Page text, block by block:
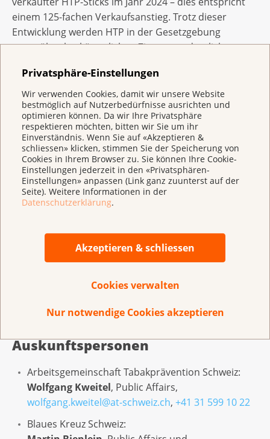
Privatsphäre-Einstellungen
Wir verwenden Cookies, damit wir unsere Website
bestmöglich auf Nutzerbedürfnisse ausrichten und
optimieren können. Da wir Ihre Privatsphäre
respektieren möchten, bitten wir Sie um ihr
Einverständnis. Wenn Sie auf «Akzeptieren &
schliessen» klicken, stimmen Sie der Speicherung von
Cookies in Ihrem Browser zu. Sie können Ihre Cookie-
Einstellungen jederzeit in den «Privatsphären-
Einstellungen» anpassen (Link ganz zuunterst auf der
Seite). Weitere Informationen in der
Datenschutzerklärung.
Akzeptieren & schliessen
Cookies verwalten
Nur notwendige Cookies akzeptieren
einem 125-fachen Verkaufsanstieg. Trotz dieser
Entwicklung werden HTP in der Gesetzgebung
gegenüber herkömmlichen Zigaretten deutlich
gegenüber rund 50 % bei Zigaretten). Diese Produkte
sind daher für die Industrie sehr profitabel.
Es besteht dringender
Handlungsbedarf
Die unterzeichnenden Organisationen fordern daher
von der Politik die Angleichung des gesetzlichen
Rahmens, so dass der das Gefahren- und
Schadenspotential von Tabakprodukten zum Erhitzen
und strengen Regulierung unterstellt.
Zusätzliche Ressourcen
HTP-Positionspapier
Auskunftspersonen
Arbeitsgemeinschaft Tabakprävention Schweiz:
Wolfgang Kweitel, Public Affairs,
wolfgang.kweitel@at-schweiz.ch, +41 31 599 10 22
Blaues Kreuz Schweiz: